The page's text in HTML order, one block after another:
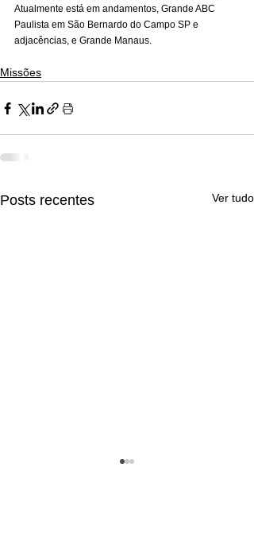
Atualmente está em andamentos, Grande ABC
Paulista em São Bernardo do Campo SP e
adjacências, e Grande Manaus.
Missões
Posts recentes Ver tudo